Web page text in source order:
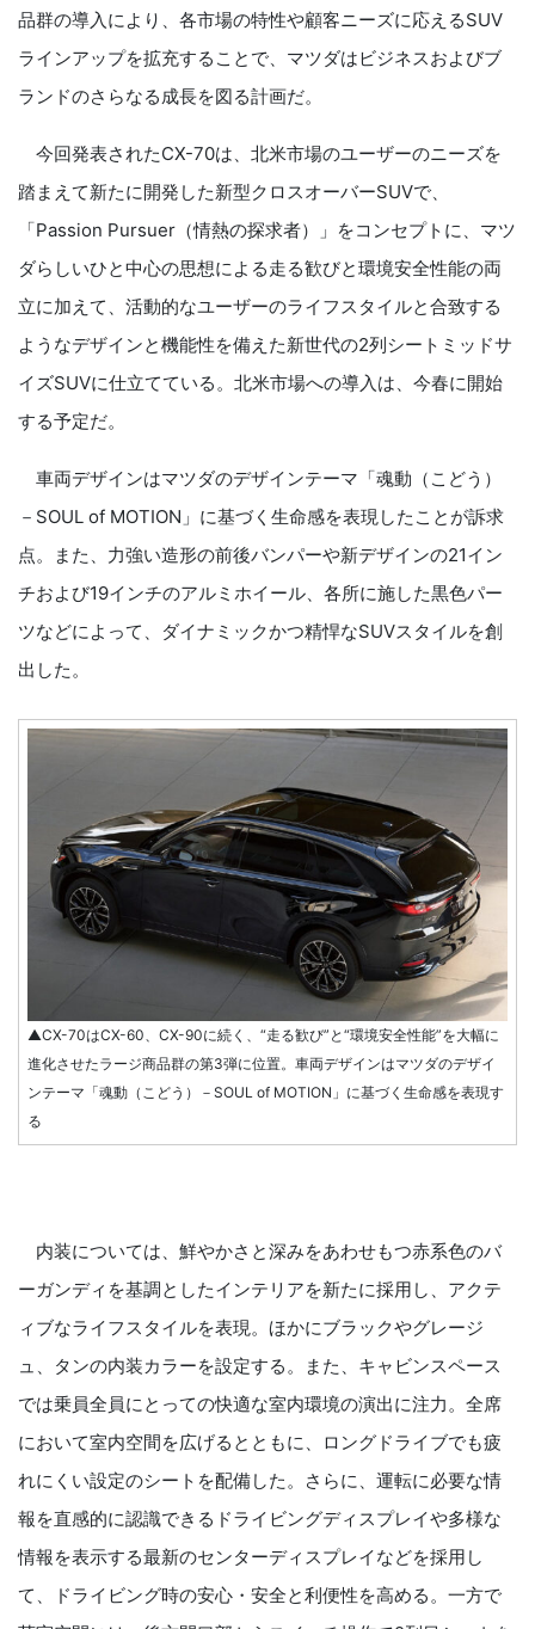
品群の導入により、各市場の特性や顧客ニーズに応えるSUV
ラインアップを拡充することで、マツダはビジネスおよびブ
ランドのさらなる成長を図る計画だ。
今回発表されたCX-70は、北米市場のユーザーのニーズを
踏まえて新たに開発した新型クロスオーバーSUVで、
「Passion Pursuer（情熱の探求者）」をコンセプトに、マツ
ダらしいひと中心の思想による走る歓びと環境安全性能の両
立に加えて、活動的なユーザーのライフスタイルと合致する
ようなデザインと機能性を備えた新世代の2列シートミッドサ
イズSUVに仕立てている。北米市場への導入は、今春に開始
する予定だ。
車両デザインはマツダのデザインテーマ「魂動（こどう）
－SOUL of MOTION」に基づく生命感を表現したことが訴求
点。また、力強い造形の前後バンパーや新デザインの21イン
チおよび19インチのアルミホイール、各所に施した黒色パー
ツなどによって、ダイナミックかつ精悍なSUVスタイルを創
出した。
▲CX-70はCX-60、CX-90に続く、“走る歓び”と“環境安全性能”を大幅に
進化させたラージ商品群の第3弾に位置。車両デザインはマツダのデザイ
ンテーマ「魂動（こどう）－SOUL of MOTION」に基づく生命感を表現す
る
内装については、鮮やかさと深みをあわせもつ赤系色のバ
ーガンディを基調としたインテリアを新たに採用し、アクテ
ィブなライフスタイルを表現。ほかにブラックやグレージ
ュ、タンの内装カラーを設定する。また、キャビンスペース
では乗員全員にとっての快適な室内環境の演出に注力。全席
において室内空間を広げるとともに、ロングドライブでも疲
れにくい設定のシートを配備した。さらに、運転に必要な情
報を直感的に認識できるドライビングディスプレイや多様な
情報を表示する最新のセンターディスプレイなどを採用し
て、ドライビング時の安心・安全と利便性を高める。一方で